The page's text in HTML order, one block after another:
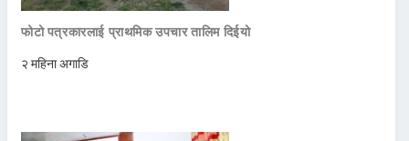
फोटो पत्रकारलाई प्राथमिक उपचार तालिम दिईयो
२ महिना अगाडि